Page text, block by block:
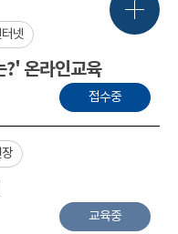
넷
?' 온라인교육
접수중
장
교육중